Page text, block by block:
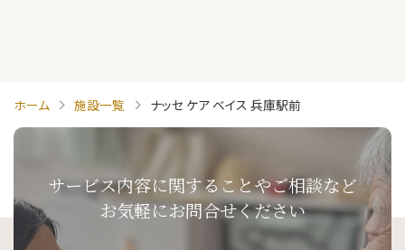
ホーム 施設一覧 ナッセ ケア ベイス 兵庫駅前
サービス内容に関することやご相談など
お気軽にお問合せください